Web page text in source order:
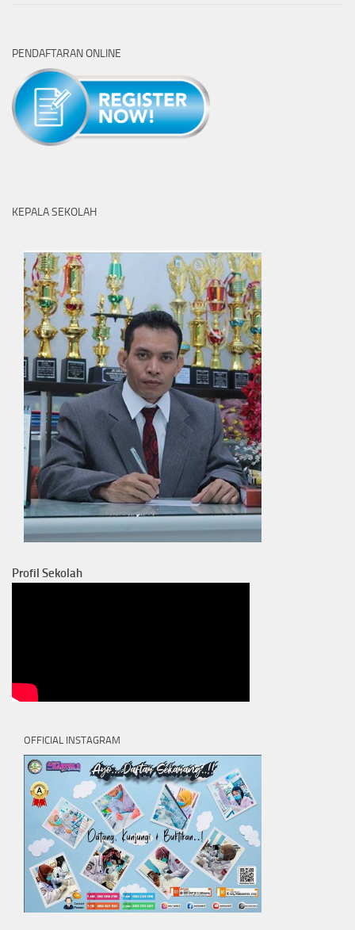
PENDAFTARAN ONLINE
KEPALA SEKOLAH
Profil Sekolah
OFFICIAL INSTAGRAM